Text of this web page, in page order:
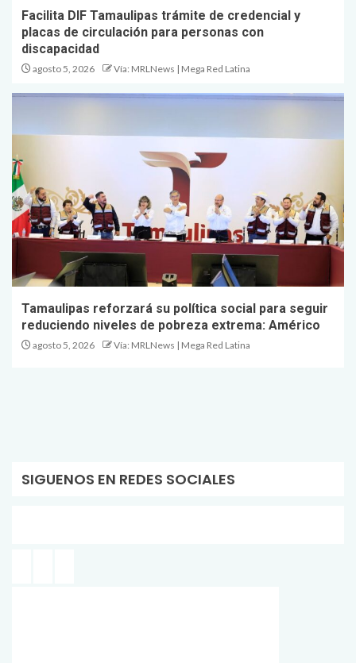
Facilita DIF Tamaulipas trámite de credencial y
placas de circulación para personas con
discapacidad
agosto 5, 2026 Vía: MRLNews | Mega Red Latina
Tamaulipas reforzará su política social para seguir
reduciendo niveles de pobreza extrema: Américo
agosto 5, 2026 Vía: MRLNews | Mega Red Latina
SIGUENOS EN REDES SOCIALES